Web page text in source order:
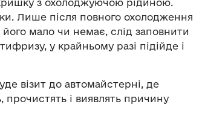
з охолоджуючою рідиною.
Лише після повного охолодження
мало чи немає, слід заповнити
у крайньому разі підійде і
візит до автомайстерні, де
прочистять і виявлять причину